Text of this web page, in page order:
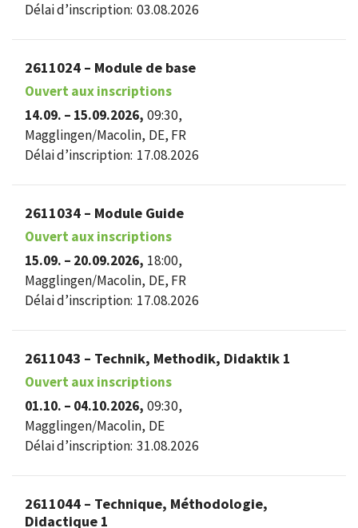
Délai d’inscription: 03.08.2026
2611024 – Module de base
Ouvert aux inscriptions
14.09. – 15.09.2026, 09:30,
Magglingen/Macolin, DE, FR
Délai d’inscription: 17.08.2026
2611034 – Module Guide
Ouvert aux inscriptions
15.09. – 20.09.2026, 18:00,
Magglingen/Macolin, DE, FR
Délai d’inscription: 17.08.2026
2611043 – Technik, Methodik, Didaktik 1
Ouvert aux inscriptions
01.10. – 04.10.2026, 09:30,
Magglingen/Macolin, DE
Délai d’inscription: 31.08.2026
2611044 – Technique, Méthodologie,
Didactique 1